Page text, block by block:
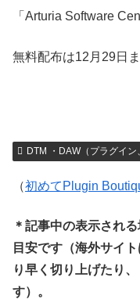
「Arturia Software
無料配布は12月29日ま
DTM ・DAW（プラグイ
（初めてPlugin
＊記事中の表示され
目安です（海外サイ
り早く切り上げたり
す）。